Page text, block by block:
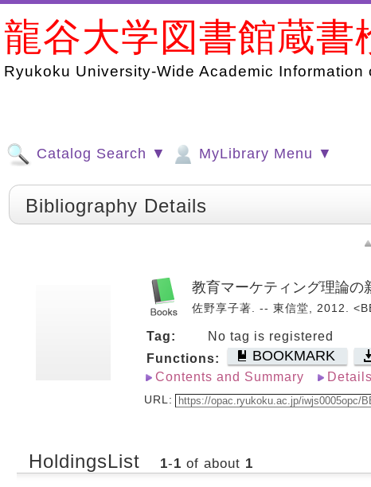
龍谷大学図書館蔵書
Ryukoku University-Wide Academic
Catalog Search ▼ MyLibrary Menu ▼
Bibliography Details
教育マーケティング理論の
佐野享子著. -- 東信堂, 2012.
Tag:
No tag is registered
Functions:
BOOKMARK
Contents and Summary Details
URL:
HoldingsList 1-1 of about 1